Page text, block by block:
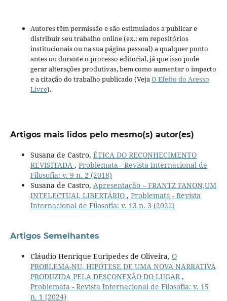
Autores têm permissão e são estimulados a publicar e
distribuir seu trabalho online (ex.: em repositórios
institucionais ou na sua página pessoal) a qualquer ponto
antes ou durante o processo editorial, já que isso pode
gerar alterações produtivas, bem como aumentar o impacto
e a citação do trabalho publicado (VejaO Efeito do Acesso
Livre).
Artigos mais lidos pelo mesmo(s) autor(es)
Susana de Castro, ÉTICA DO RECONHECIMENTO
REVISITADA , Problemata - Revista Internacional de
Filosofia: v. 9 n. 2 (2018)
Susana de Castro, Apresentação – FRANTZ FANON,UM
INTELECTUAL LIBERTÁRIO , Problemata - Revista
Internacional de Filosofia: v. 13 n. 3 (2022)
Artigos Semelhantes
Cláudio Henrique Euripedes de Oliveira, O
PROBLEMA-NU, HIPÓTESE DE UMA NOVA NARRATIVA
PRODUZIDA PELA DESCONEXÃO DO LUGAR,
Problemata - Revista Internacional de Filosofia: v. 15
n. 1 (2024)